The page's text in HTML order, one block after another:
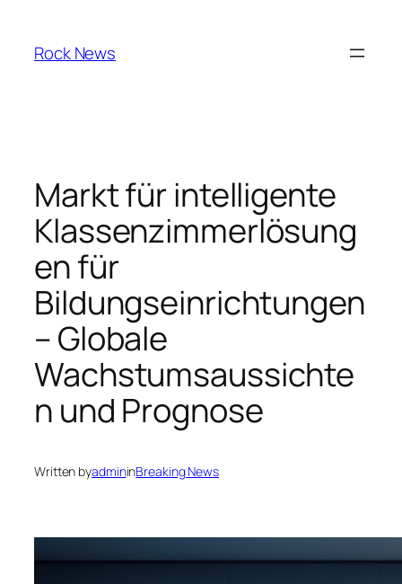
content
Rock News
Markt für intelligente
Klassenzimmerlösung
en für
Bildungseinrichtungen
– Globale
Wachstumsaussichte
n und Prognose
Written byadmininBreaking News